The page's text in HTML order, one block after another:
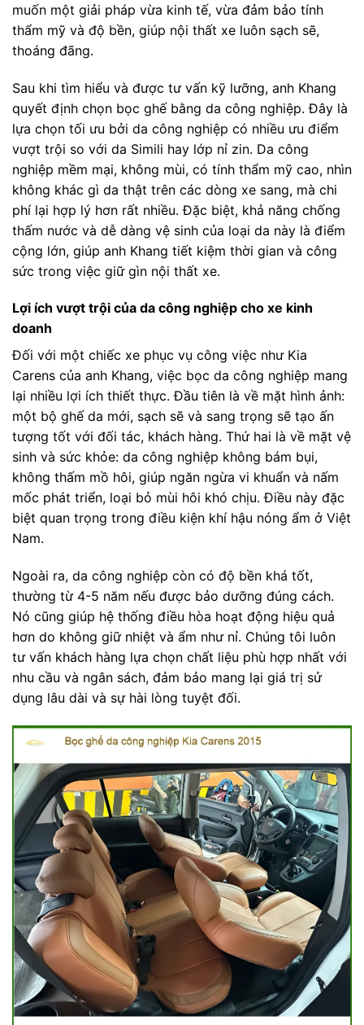
muốn một giải pháp vừa kinh tế, vừa đảm bảo tính
thẩm mỹ và độ bền, giúp nội thất xe luôn sạch sẽ,
thoáng đãng.
Sau khi tìm hiểu và được tư vấn kỹ lưỡng, anh Khang
quyết định chọn bọc ghế bằng da công nghiệp. Đây là
lựa chọn tối ưu bởi da công nghiệp có nhiều ưu điểm
vượt trội so với da Simili hay lớp nỉ zin. Da công
nghiệp mềm mại, không mùi, có tính thẩm mỹ cao, nhìn
không khác gì da thật trên các dòng xe sang, mà chi
phí lại hợp lý hơn rất nhiều. Đặc biệt, khả năng chống
thấm nước và dễ dàng vệ sinh của loại da này là điểm
cộng lớn, giúp anh Khang tiết kiệm thời gian và công
sức trong việc giữ gìn nội thất xe.
Lợi ích vượt trội của da công nghiệp cho xe kinh
doanh
Đối với một chiếc xe phục vụ công việc như Kia
Carens của anh Khang, việc bọc da công nghiệp mang
lại nhiều lợi ích thiết thực. Đầu tiên là về mặt hình ảnh:
một bộ ghế da mới, sạch sẽ và sang trọng sẽ tạo ấn
tượng tốt với đối tác, khách hàng. Thứ hai là về mặt vệ
sinh và sức khỏe: da công nghiệp không bám bụi,
không thấm mồ hôi, giúp ngăn ngừa vi khuẩn và nấm
mốc phát triển, loại bỏ mùi hôi khó chịu. Điều này đặc
biệt quan trọng trong điều kiện khí hậu nóng ẩm ở Việt
Nam.
Ngoài ra, da công nghiệp còn có độ bền khá tốt,
thường từ 4-5 năm nếu được bảo dưỡng đúng cách.
Nó cũng giúp hệ thống điều hòa hoạt động hiệu quả
hơn do không giữ nhiệt và ẩm như nỉ. Chúng tôi luôn
tư vấn khách hàng lựa chọn chất liệu phù hợp nhất với
nhu cầu và ngân sách, đảm bảo mang lại giá trị sử
dụng lâu dài và sự hài lòng tuyệt đối.